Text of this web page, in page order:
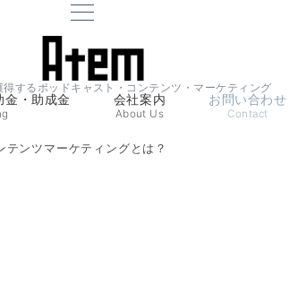
得するポッドキャスト・コンテンツ・マーケティング
金・助成金 会社案内
About Us
お問い合わせ
Contact
テンツマーケティングとは？